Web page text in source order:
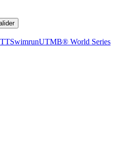
SwimrunUTMB® World Series